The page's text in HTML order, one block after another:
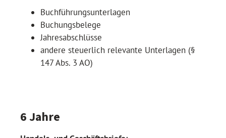
Buchführungsunterlagen
Buchungsbelege
Jahresabschlüsse
andere steuerlich relevante Unterlagen (§
147 Abs. 3 AO)
6 Jahre